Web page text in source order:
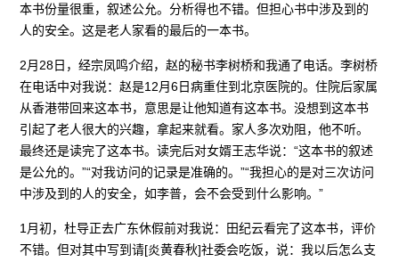
本书份量很重，叙述公允。分析得也不错。但担心书中涉及到的
人的安全。这是老人家看的最后的一本书。
2月28日，经宗凤鸣介绍，赵的秘书李树桥和我通了电话。李树桥
在电话中对我说：赵是12月6日病重住到北京医院的。住院后家属
从香港带回来这本书，意思是让他知道有这本书。没想到这本书
引起了老人很大的兴趣，拿起来就看。家人多次劝阻，他不听。
最终还是读完了这本书。读完后对女婿王志华说：“这本书的叙述
是公允的。”“对我访问的记录是准确的。”“我担心的是对三次访问
中涉及到的人的安全，如李普，会不会受到什么影响。”
1月初，杜导正去广东休假前对我说：田纪云看完了这本书，评价
不错。但对其中写到请[炎黄春秋]社委会吃饭，说：我以后怎么支